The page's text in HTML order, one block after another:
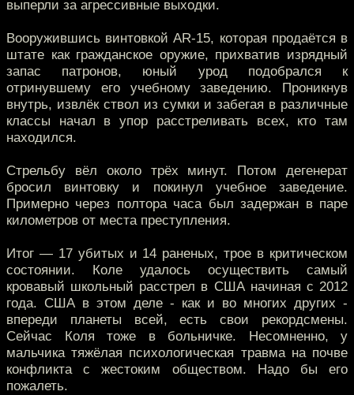
выперли за агрессивные выходки.
Вооружившись винтовкой AR-15, которая продаётся в
штате как гражданское оружие, прихватив изрядный
запас патронов, юный урод подобрался к
отринувшему его учебному заведению. Проникнув
внутрь, извлёк ствол из сумки и забегая в различные
классы начал в упор расстреливать всех, кто там
находился.
Стрельбу вёл около трёх минут. Потом дегенерат
бросил винтовку и покинул учебное заведение.
Примерно через полтора часа был задержан в паре
километров от места преступления.
Итог — 17 убитых и 14 раненых, трое в критическом
состоянии. Коле удалось осуществить самый
кровавый школьный расстрел в США начиная с 2012
года. США в этом деле - как и во многих других -
впереди планеты всей, есть свои рекордсмены.
Сейчас Коля тоже в больничке. Несомненно, у
мальчика тяжёлая психологическая травма на почве
конфликта с жестоким обществом. Надо бы его
пожалеть.